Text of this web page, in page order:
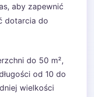
aby zapewnić
dotarcia do
do 50 m²,
od 10 do
wielkości